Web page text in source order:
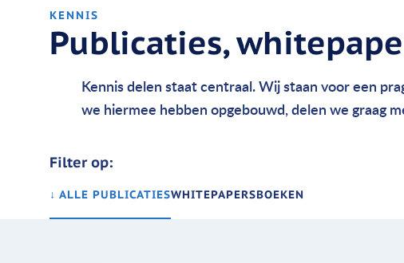
KENNIS
Publicaties,
Kennis delen staat centraal. Wij staan voor een
we hiermee hebben opgebouwd, delen we graag
Filter op:
↓ ALLE PUBLICATIESWHITEPAPERSBOEKEN